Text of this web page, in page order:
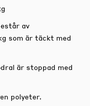
av
som är täckt med
är stoppad med
polyeter.